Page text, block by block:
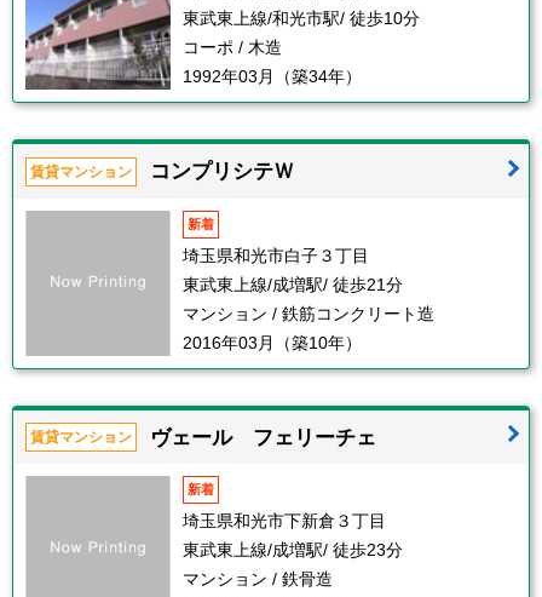
東武東上線/和光市駅/ 徒歩10分
コーポ / 木造
1992年03月（築34年）
賃貸マンション コンプリシテＷ
新着
埼玉県和光市白子３丁目
東武東上線/成増駅/ 徒歩21分
マンション / 鉄筋コンクリート造
2016年03月（築10年）
賃貸マンション ヴェール フェリーチェ
新着
埼玉県和光市下新倉３丁目
東武東上線/成増駅/ 徒歩23分
マンション / 鉄骨造